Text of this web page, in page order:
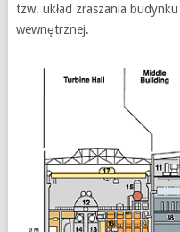
tzw. układ zraszania
wewnętrznej.